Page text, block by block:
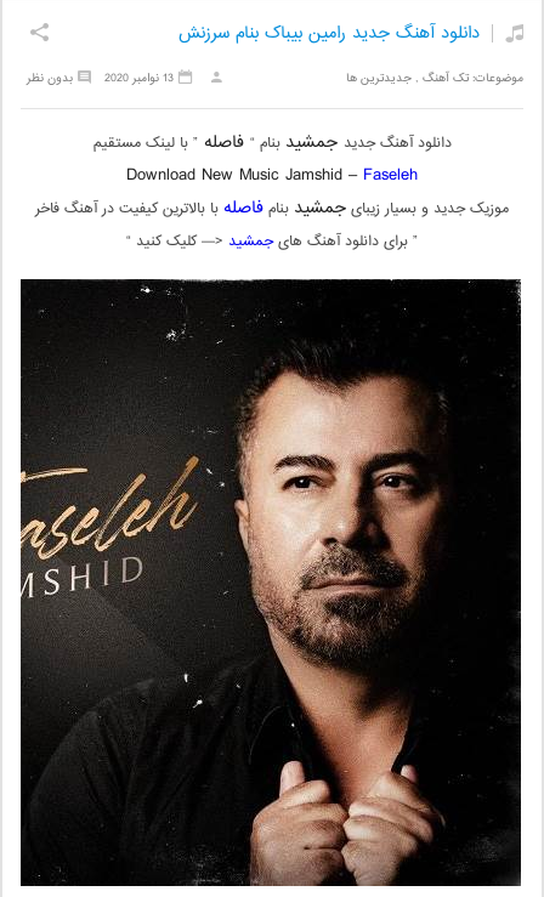
دانلود آهنگ جدید رامین بیباک بنام سرزنش
موضوعات:تک آهنگ ,جدیدترین ها بدون نظر 13 نوامبر 2020
دانلود آهنگ جدید جمشید بنام “ فاصله” با لینک مستقیم
Download New Music Jamshid – Faseleh
موزیک جدید و بسیار زیبایجمشید بنامفاصلهبا بالاترین کیفیت در آهنگ فاخر
” برای دانلود آهنگ هایجمشید <— کلیک کنید “